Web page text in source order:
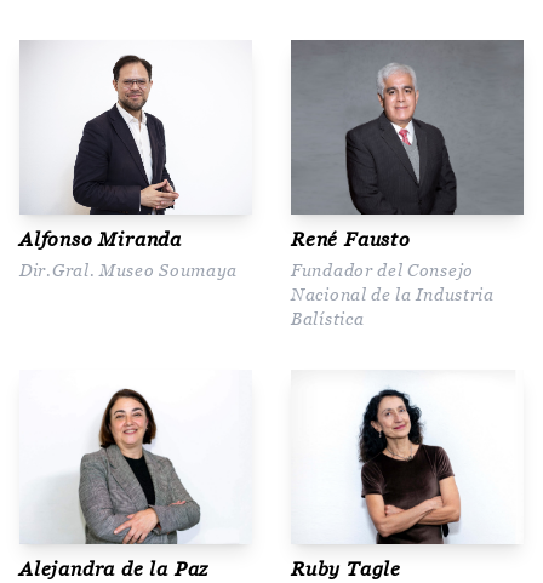
Alfonso Miranda
Dir.Gral. Museo Soumaya
René Fausto
Fundador del Consejo
Nacional de la Industria
Balística
Alejandra de la Paz Ruby Tagle